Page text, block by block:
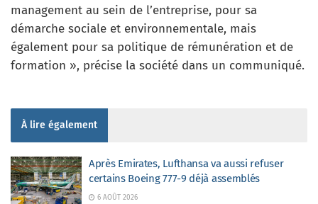
management au sein de l’entreprise, pour sa
démarche sociale et environnementale, mais
également pour sa politique de rémunération et de
formation », précise la société dans un communiqué.
À lire également
Après Emirates, Lufthansa va aussi refuser
certains Boeing 777-9 déjà assemblés
6 AOÛT 2026